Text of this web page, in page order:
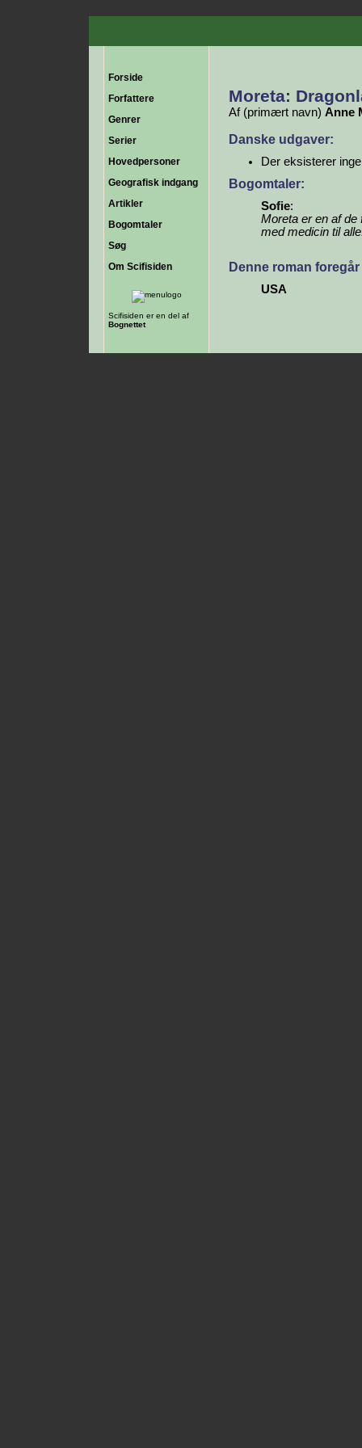
Forside
Forfattere
Genrer
Serier
Hovedpersoner
Geografisk indgang
Artikler
Bogomtaler
Søg
Om Scifisiden
Scifisiden er en del af
Bognettet
Moreta:
Af (primært navn) Anne
Danske udgaver:
Der eksisterer
Bogomtaler:
Sofie:
Moreta er en af
med medicin til
Denne roman
USA